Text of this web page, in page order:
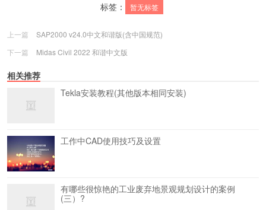
标签： 暂无标签
上一篇
SAP2000 v24.0中文和谐版(含中国规范)
下一篇
Midas Civil 2022 和谐中文版
相关推荐
Tekla安装教程(其他版本相同安装)
工作中CAD使用技巧及设置
有哪些很惊艳的工业废弃地景观规划设计的案例
(三）?